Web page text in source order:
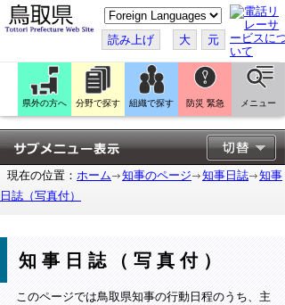
こ
の
ペ
ー
ジ
翻
訳
す
る
読み上げ 大 元
県外の方へ 分野で探す 組織で探す 防災 緊急 メニュー
現在の位置： ホーム 知事のページ 知事日誌
知事
日誌（写真付）
知事日誌（写真付）
このページでは鳥取県知事の行動日程のうち、主